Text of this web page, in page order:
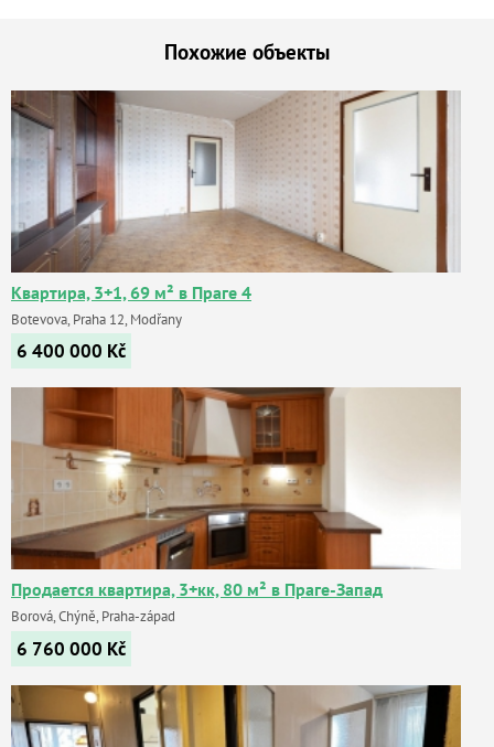
Похожие объекты
Квартира, 3+1, 69 м² в Праге 4
Botevova, Praha 12, Modřany
6 400 000 Kč
Продается квартира, 3+кк, 80 м² в Праге-Запад
Borová, Chýně, Praha-západ
6 760 000 Kč